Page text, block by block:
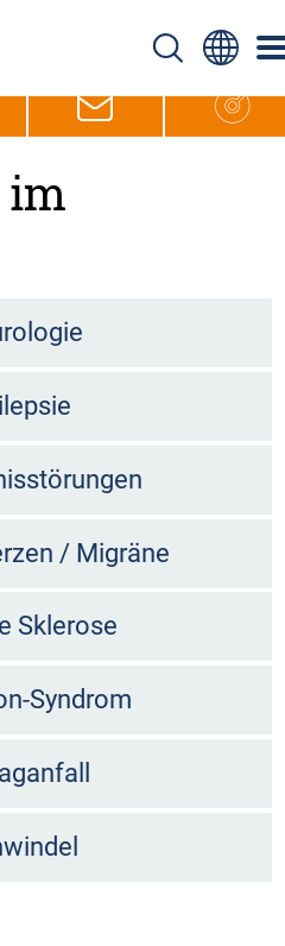
im
/ Migräne
Sklerose
Syndrom